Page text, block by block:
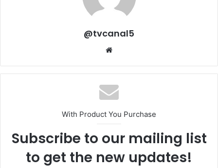
@tvcanal5
With Product You Purchase
Subscribe to our mailing list
to get the new updates!